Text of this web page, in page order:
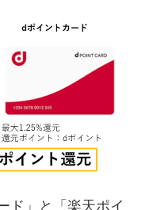
ド」と「楽天ポイ